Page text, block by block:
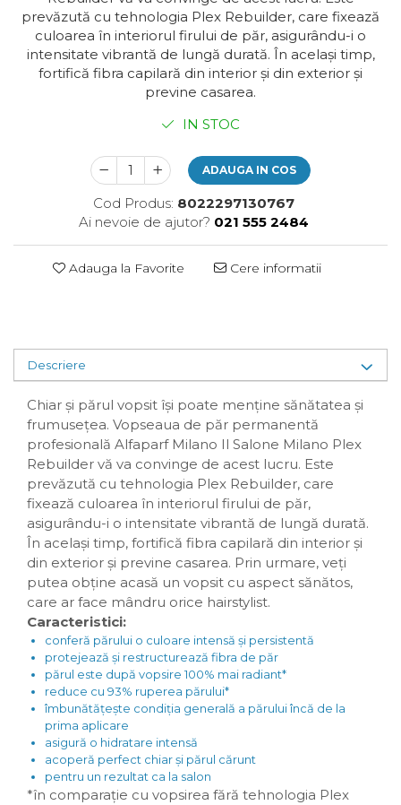
Plasturi
Produse incontinenta
Sampon
prevăzută cu tehnologia Plex Rebuilder, care fixează
culoarea în interiorul firului de păr, asigurându-i o
intensitate vibrantă de lungă durată. În același timp,
fortifică fibra capilară din interior și din exterior și
previne casarea.
IN STOC
ADAUGA IN COS
Cod Produs: 8022297130767
Ai nevoie de ajutor? 021 555 2484
Adauga la Favorite Cere informatii
Descriere
Chiar și părul vopsit își poate menține sănătatea și
frumusețea. Vopseaua de păr permanentă
profesională Alfaparf Milano Il Salone Milano Plex
Rebuilder vă va convinge de acest lucru. Este
prevăzută cu tehnologia Plex Rebuilder, care
fixează culoarea în interiorul firului de păr,
asigurându-i o intensitate vibrantă de lungă durată.
În același timp, fortifică fibra capilară din interior și
din exterior și previne casarea. Prin urmare, veți
putea obține acasă un vopsit cu aspect sănătos,
care ar face mândru orice hairstylist.
Caracteristici:
conferă părului o culoare intensă și persistentă
protejează și restructurează fibra de păr
părul este după vopsire 100% mai radiant*
reduce cu 93% ruperea părului*
îmbunătățește condiția generală a părului încă de la
prima aplicare
asigură o hidratare intensă
acoperă perfect chiar și părul cărunt
pentru un rezultat ca la salon
*în comparație cu vopsirea fără tehnologia Plex